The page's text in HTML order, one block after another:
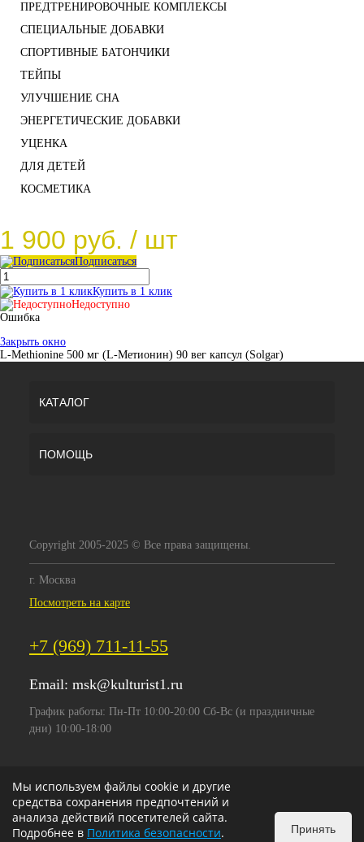
ПРЕДТРЕНИРОВОЧНЫЕ КОМПЛЕКСЫ
СПЕЦИАЛЬНЫЕ ДОБАВКИ
СПОРТИВНЫЕ БАТОНЧИКИ
ТЕЙПЫ
УЛУЧШЕНИЕ СНА
ЭНЕРГЕТИЧЕСКИЕ ДОБАВКИ
УЦЕНКА
ДЛЯ ДЕТЕЙ
КОСМЕТИКА
1 900 руб. / шт
Подписаться
Купить в 1 клик
Недоступно
Ошибка
Закрыть окно
L-Methionine 500 мг (L-Метионин) 90 вег капсул (Solgar)
КАТАЛОГ
ПОМОЩЬ
Copyright 2005-2025 © Все права защищены.
г. Москва
Посмотреть на карте
+7 (969) 711-11-55
Email: msk@kulturist1.ru
График работы: Пн-Пт 10:00-20:00 Сб-Вс (и праздничные
дни) 10:00-18:00
Мы используем файлы cookie и другие
средства сохранения предпочтений и
анализа действий посетителей сайта.
Подробнее в Политика безопасности.
Принять